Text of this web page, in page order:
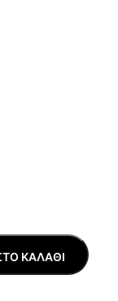
ΚΑΛΆΘΙ